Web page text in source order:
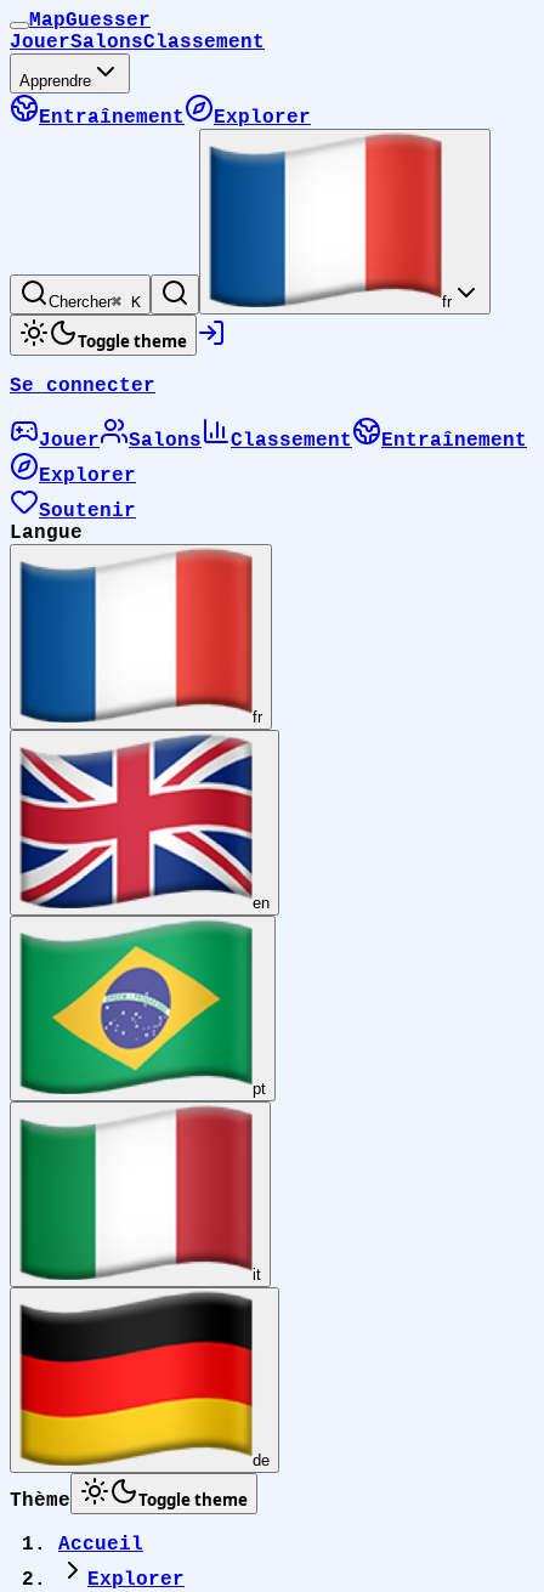
MapGuesser
JouerSalonsClassement
Apprendre
Entraînement Explorer
Chercher⌘ K fr
Toggle theme
Se connecter
Jouer Salons Classement
Entraînement
Explorer
Soutenir
Langue
fr
en
pt
it
de
Thème Toggle theme
Accueil
Explorer